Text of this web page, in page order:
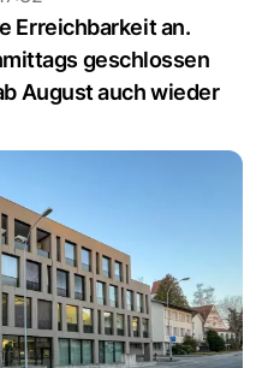
Erreichbarkeit an.
geschlossen
August auch wieder